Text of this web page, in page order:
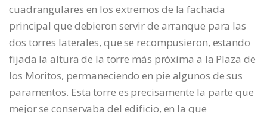
cuadrangulares en los extremos de la fachada
principal que debieron servir de arranque para las
dos torres laterales, que se recompusieron, estando
fijada la altura de la torre más próxima a la Plaza de
los Moritos, permaneciendo en pie algunos de sus
paramentos. Esta torre es precisamente la parte que
mejor se conservaba del edificio, en la que